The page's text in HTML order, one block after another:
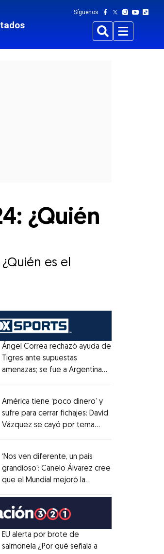
Síguenos
BuscarMenu
¿Quién
es el
window
Ángel Correa rechazó ayuda de
Tigres ante supuestas
amenazas; se fue a Argentina
window
América tiene ‘poco dinero’ y
sufre para cerrar fichajes: David
Vázquez se cayó por tema
window
‘Nos ven diferente, un país
grandioso’: Canelo Álvarez cree
que el Mundial mejoró la
EU alerta por brote de
salmonela ¿Por qué señala a